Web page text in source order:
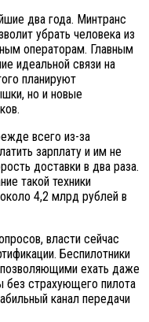
два года. Минтранс
убрать человека из
операторам. Главным
идеальной связи на
планируют
но и новые
всего из-за
зарплату и им не
доставки в два раза.
такой техники
4,2 млрд рублей в
власти сейчас
Беспилотники
ехать даже
без страхующего пилота
канал передачи